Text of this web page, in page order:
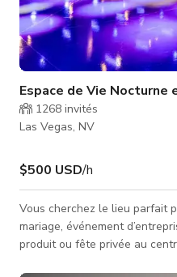
Espace de Vie
1268 invités
Las Vegas, NV
$500 USD/h
Vous cherchez le lieu parfait
mariage, événement
produit ou fête privée au